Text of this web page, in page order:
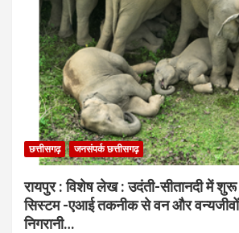
छत्तीसगढ़ जनसंपर्क छत्तीसगढ़
रायपुर : विशेष लेख : उदंती-सीतानदी में शुरू
सिस्टम -एआई तकनीक से वन और
निगरानी…